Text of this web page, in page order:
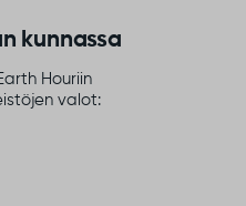
kunnassa
Houriin
valot: